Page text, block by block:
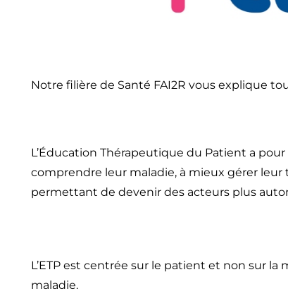
Notre filière de Santé FAI2R vous explique
L’Éducation Thérapeutique du Patient a
comprendre leur maladie, à mieux gérer
permettant de devenir des acteurs plus
L’ETP est centrée sur le patient et non sur la
maladie.